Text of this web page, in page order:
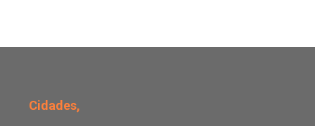
Cidades,